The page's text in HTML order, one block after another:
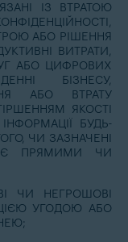
ІЗ ВТРАТОЮ
АБО РІШЕННЯ
ВИТРАТИ,
АБО ЦИФРОВИХ
БІЗНЕСУ,
АБО ВТРАТУ
ЯКОСТІ
БУДЬ-
ЧИ ЗАЗНАЧЕНІ
Є ПРЯМИМИ ЧИ
ЧИ НЕГРОШОВІ
УГОДОЮ АБО